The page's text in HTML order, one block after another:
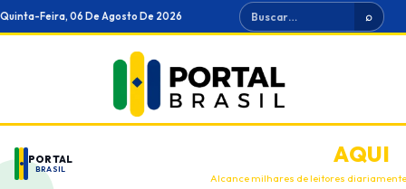
Ir
para
Quinta-Feira, 06 De Agosto De 2026 Buscar ⌕
PORTAL
BRASIL
ANUNCIEAQUI
Alcance milhares de leitores diariamente